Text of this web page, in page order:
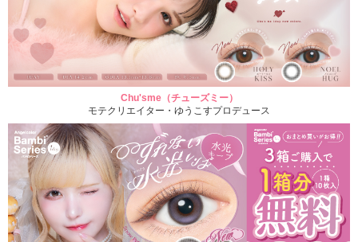
Chu'sme（チューズミー）
モテクリエイター・ゆうこすプロデュース